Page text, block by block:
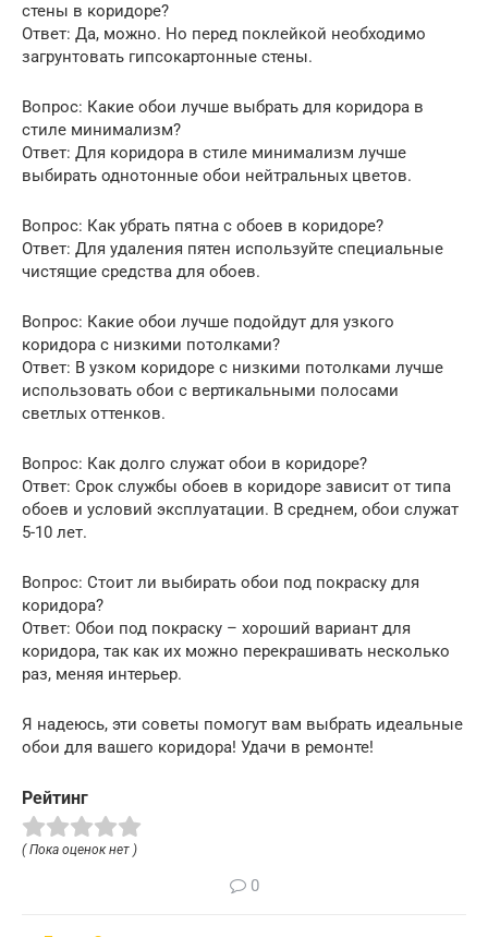
стены в коридоре?
Ответ: Да, можно. Но перед поклейкой необходимо
загрунтовать гипсокартонные стены.
Вопрос: Какие обои лучше выбрать для коридора в
стиле минимализм?
Ответ: Для коридора в стиле минимализм лучше
выбирать однотонные обои нейтральных цветов.
Вопрос: Как убрать пятна с обоев в коридоре?
Ответ: Для удаления пятен используйте специальные
чистящие средства для обоев.
Вопрос: Какие обои лучше подойдут для узкого
коридора с низкими потолками?
Ответ: В узком коридоре с низкими потолками лучше
использовать обои с вертикальными полосами
светлых оттенков.
Вопрос: Как долго служат обои в коридоре?
Ответ: Срок службы обоев в коридоре зависит от типа
обоев и условий эксплуатации. В среднем, обои служат
5-10 лет.
Вопрос: Стоит ли выбирать обои под покраску для
коридора?
Ответ: Обои под покраску – хороший вариант для
коридора, так как их можно перекрашивать несколько
раз, меняя интерьер.
Я надеюсь, эти советы помогут вам выбрать идеальные
обои для вашего коридора! Удачи в ремонте!
Рейтинг
( Пока оценок нет )
0